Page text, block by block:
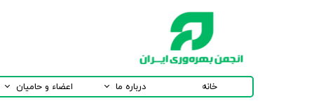
خانه درباره ما اعضاء و حامیان